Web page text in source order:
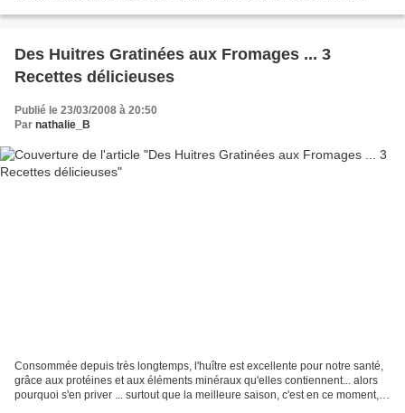
Des Huitres Gratinées aux Fromages ... 3
Recettes délicieuses
Publié le 23/03/2008 à 20:50
Par nathalie_B
Consommée depuis très longtemps, l'huître est excellente pour notre santé,
grâce aux protéines et aux éléments minéraux qu'elles contiennent... alors
pourquoi s'en priver ... surtout que la meilleure saison, c'est en ce moment,